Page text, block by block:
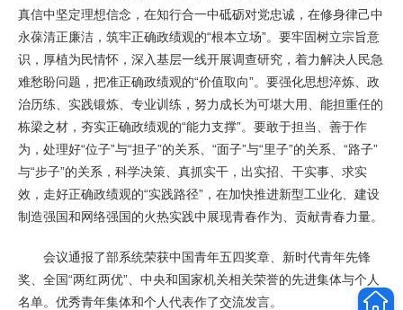
真信中坚定理想信念，在知行合一中砥砺对党忠诚，在修身律己中
永葆清正廉洁，筑牢正确政绩观的“根本立场”。要牢固树立宗旨意
识，厚植为民情怀，深入基层一线开展调查研究，着力解决人民急
难愁盼问题，把准正确政绩观的“价值取向”。要强化思想淬炼、政
治历练、实践锻炼、专业训练，努力成长为可堪大用、能担重任的
栋梁之材，夯实正确政绩观的“能力支撑”。要敢于担当、善于作
为，处理好“位子”与“担子”的关系、“面子”与“里子”的关系、“路子”
与“步子”的关系，科学决策、真抓实干，出实招、干实事、求实
效，走好正确政绩观的“实践路径”，在加快推进新型工业化、建设
制造强国和网络强国的火热实践中展现青春作为、贡献青春力量。
会议通报了部系统荣获中国青年五四奖章、新时代青年先锋
奖、全国“两红两优”、中央和国家机关相关荣誉的先进集体与个人
名单。优秀青年集体和个人代表作了交流发言。